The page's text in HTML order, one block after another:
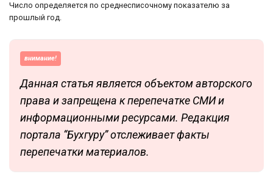
Число определяется по среднесписочному показателю за
прошлый год.
внимание!
Данная статья является объектом авторского
права и запрещена к перепечатке СМИ и
информационными ресурсами. Редакция
портала “Бухгуру” отслеживает факты
перепечатки материалов.